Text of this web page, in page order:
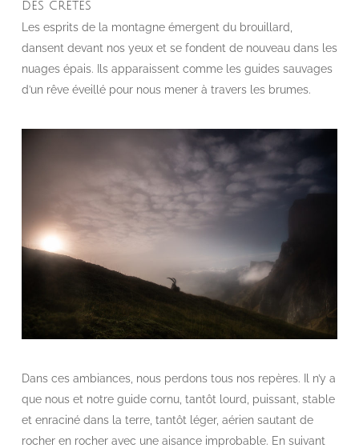
des crêtes
Les esprits de la montagne émergent du brouillard,
dansent devant nos yeux et se fondent de nouveau dans les
nuages épais. Ils apparaissent comme les guides sauvages
d’un rêve éveillé pour nous mener à travers les brumes.
Dans ces ambiances, nous perdons tous nos repères. Il n’y a
que nous et notre guide cornu, tantôt lourd, puissant, stable
et enraciné dans la terre, tantôt léger, aérien sautant de
rocher en rocher avec une aisance improbable. En suivant